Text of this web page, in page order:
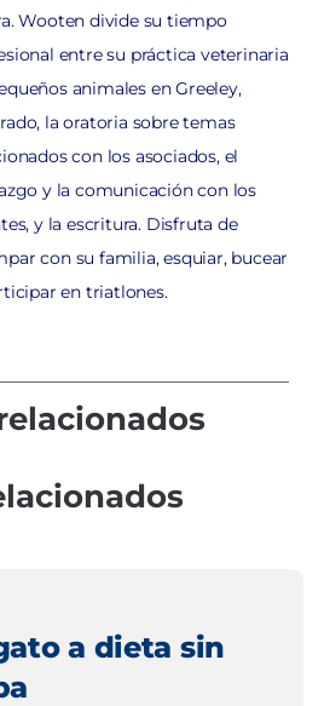
Wooten divide su tiempo
entre su práctica veterinaria
animales en Greeley,
la oratoria sobre temas
con los asociados, el
y la comunicación con los
y la escritura. Disfruta de
con su familia, esquiar, bucear
en triatlones.
a dieta sin